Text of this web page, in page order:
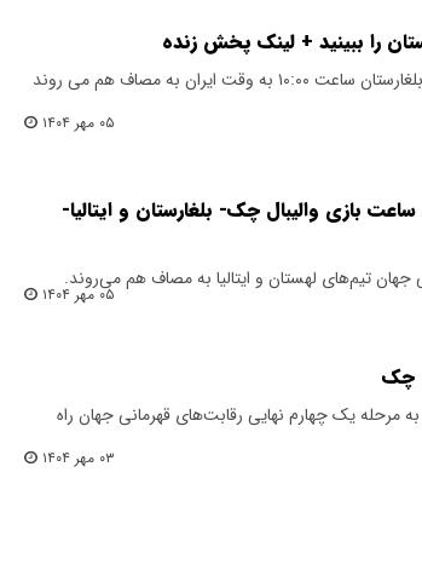
را ببینید + لینک پخش زنده
امروز در مرحله نیم نهایی دو تیم جمهوری چک و بلغارستان ساعت ۱۰:۰۰ به وقت ایران به مصاف هم می روند
۰۵ مهر ۱۴۰۴
بازی والیبال چک- بلغارستان و ایتالیا-
جهان تیم‌های لهستان و ایتالیا به مصاف هم می‌روند.
۰۵ مهر ۱۴۰۴
چک
به مرحله یک چهارم نهایی رقابت‌های قهرمانی جهان راه
۰۳ مهر ۱۴۰۴